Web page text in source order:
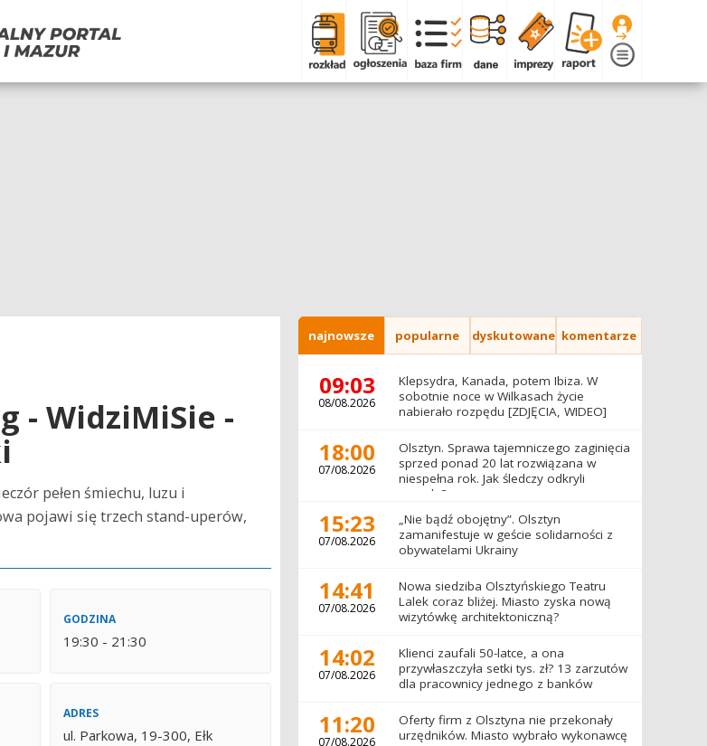
- WidziMiSie -
pełen śmiechu, luzu i
pojawi się trzech stand-uperów,
GODZINA
19:30 - 21:30
ADRES
ul. Parkowa, 19-300, Ełk
najnowsze popularne dyskutowane komentarze
09:03
08/08.2026
Klepsydra, Kanada, potem Ibiza. W
sobotnie noce w Wilkasach życie
nabierało rozpędu [ZDJĘCIA, WIDEO]
18:00
07/08.2026
Olsztyn. Sprawa tajemniczego zaginięcia
sprzed ponad 20 lat rozwiązana w
niespełna rok. Jak śledczy odkryli
prawdę?
15:23
07/08.2026
„Nie bądź obojętny”. Olsztyn
zamanifestuje w geście solidarności z
obywatelami Ukrainy
14:41
07/08.2026
Nowa siedziba Olsztyńskiego Teatru
Lalek coraz bliżej. Miasto zyska nową
wizytówkę architektoniczną?
14:02
07/08.2026
Klienci zaufali 50-latce, a ona
przywłaszczyła setki tys. zł? 13 zarzutów
dla pracownicy jednego z banków
11:20
07/08.2026
Oferty firm z Olsztyna nie przekonały
urzędników. Miasto wybrało wykonawcę